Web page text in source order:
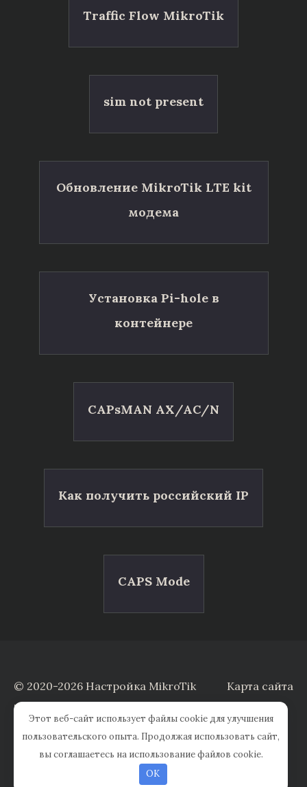
Traffic Flow MikroTik
sim not present
Обновление MikroTik LTE kit
модема
Установка Pi-hole в
контейнере
CAPsMAN AX/AC/N
Как получить российский IP
CAPS Mode
© 2020-2026 Настройка MikroTik
Карта сайта
Заказать настройку
Этот веб-сайт использует файлы cookie для улучшения
пользовательского опыта. Продолжая использовать сайт,
вы соглашаетесь на использование файлов cookie.
OK